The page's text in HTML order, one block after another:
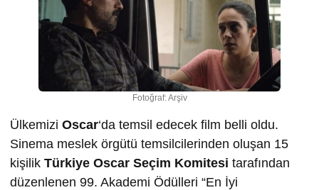
Fotoğraf: Arşiv
Ülkemizi Oscar‘da temsil edecek film belli oldu.
Sinema meslek örgütü temsilcilerinden oluşan 15
kişilik Türkiye Oscar Seçim Komitesi tarafından
düzenlenen 99. Akademi Ödülleri “En İyi